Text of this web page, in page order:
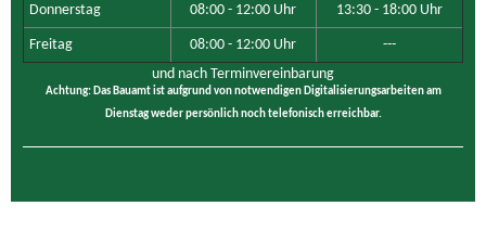
Donnerstag 08:00 - 12:00 Uhr 13:30 - 18:00 Uhr
Freitag 08:00 - 12:00 Uhr
---
und nach Terminvereinbarung
Achtung: Das Bauamt ist aufgrund von notwendigen Digitalisierungsarbeiten am
Dienstag weder persönlich noch telefonisch erreichbar.